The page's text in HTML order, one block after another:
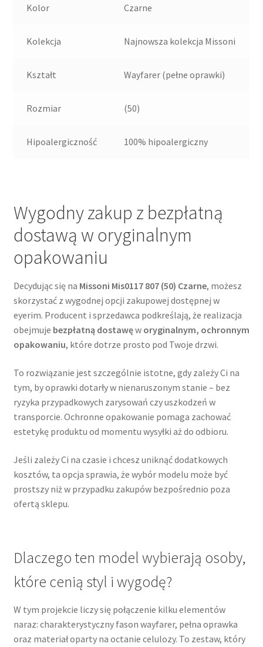
Kolor Czarne
Kolekcja Najnowsza kolekcja Missoni
Kształt Wayfarer (pełne oprawki)
Rozmiar (50)
Hipoalergiczność 100% hipoalergiczny
Wygodny zakup z bezpłatną
dostawą w oryginalnym
opakowaniu
Decydując się na Missoni Mis0117 807 (50) Czarne, możesz
skorzystać z wygodnej opcji zakupowej dostępnej w
eyerim. Producent i sprzedawca podkreślają, że realizacja
obejmuje bezpłatną dostawęw oryginalnym, ochronnym
opakowaniu, które dotrze prosto pod Twoje drzwi.
To rozwiązanie jest szczególnie istotne, gdy zależy Ci na
tym, by oprawki dotarły w nienaruszonym stanie – bez
ryzyka przypadkowych zarysowań czy uszkodzeń w
transporcie. Ochronne opakowanie pomaga zachować
estetykę produktu od momentu wysyłki aż do odbioru.
Jeśli zależy Ci na czasie i chcesz uniknąć dodatkowych
kosztów, ta opcja sprawia, że wybór modelu może być
prostszy niż w przypadku zakupów bezpośrednio poza
ofertą sklepu.
Dlaczego ten model wybierają osoby,
które cenią styl i wygodę?
W tym projekcie liczy się połączenie kilku elementów
naraz: charakterystyczny fason wayfarer, pełna oprawka
oraz materiał oparty na octanie celulozy. To zestaw, który